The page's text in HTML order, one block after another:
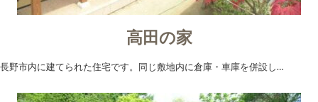
高田の家
長野市内に建てられた住宅です。同じ敷地内に倉庫・車庫を併設し…